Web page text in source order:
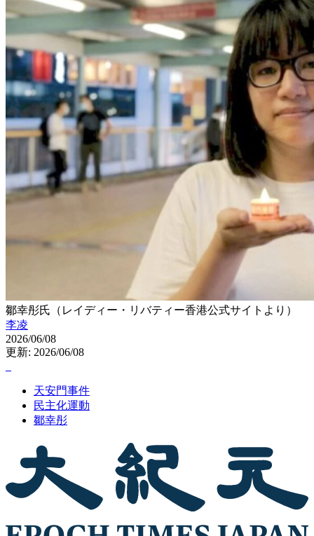
鄒幸彤氏（レイディー・リバティー香港公式サイトより）
李凌
2026/06/08
更新: 2026/06/08
天安門事件
民主化運動
鄒幸彤